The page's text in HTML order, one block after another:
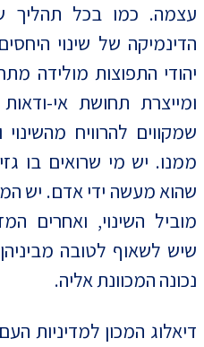
עצמה. כמו בכל תהליך
הדינמיקה של שינוי
יהודי התפוצות מולידה
ומייצרת תחושת אי-
שמקווים להרוויח
ממנו. יש מי שרואים בו
שהוא מעשה ידי אדם. יש
מוביל השינוי, ואחרים
שיש לשאוף לטובה
נכונה המכוונת אליה.